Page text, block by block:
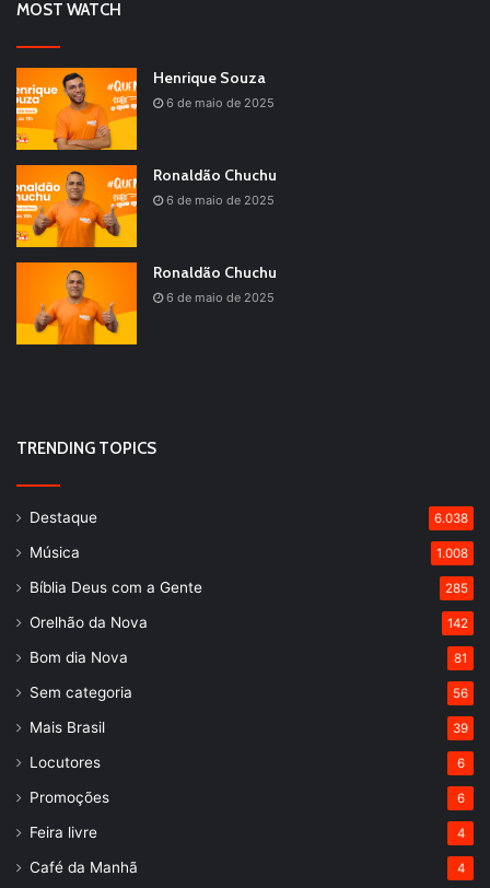
MOST WATCH
Henrique Souza
6 de maio de 2025
Ronaldão Chuchu
6 de maio de 2025
Ronaldão Chuchu
6 de maio de 2025
TRENDING TOPICS
Destaque 6.038
Música 1.008
Bíblia Deus com a Gente 285
Orelhão da Nova 142
Bom dia Nova 81
Sem categoria 56
Mais Brasil 39
Locutores 6
Promoções 6
Feira livre 4
Café da Manhã 4